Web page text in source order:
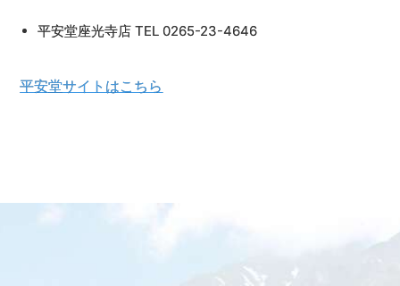
平安堂座光寺店 TEL 0265-23-4646
平安堂サイトはこちら